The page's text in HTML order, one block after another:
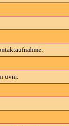
uvm.